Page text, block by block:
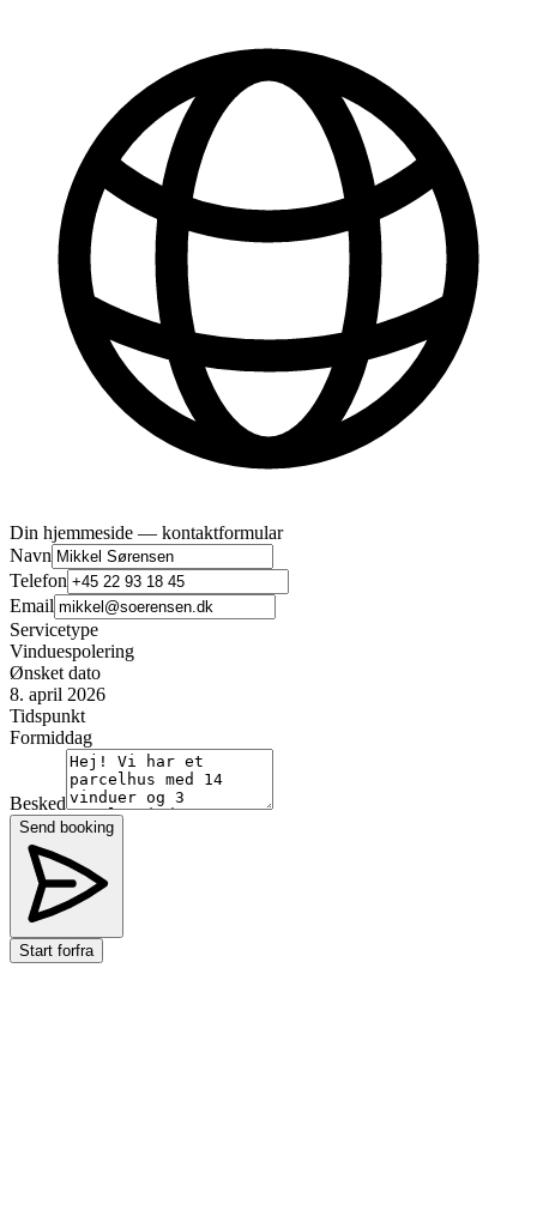
Din hjemmeside — kontaktformular
Navn
Telefon
Email
Servicetype
Vinduespolering
Ønsket dato
8. april 2026
Tidspunkt
Formiddag
Besked
Send booking
Start forfra